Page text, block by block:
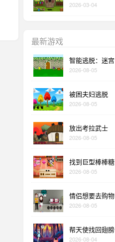
2026-03-04
最新游戏
智能逃脱：迷宫
2026-08-05
被困夫妇逃脱
2026-08-05
放出考拉武士
2026-08-05
找到巨型棒棒糖
2026-08-05
情侣想要去购物
2026-08-05
帮天使找回翅膀
2026-08-04